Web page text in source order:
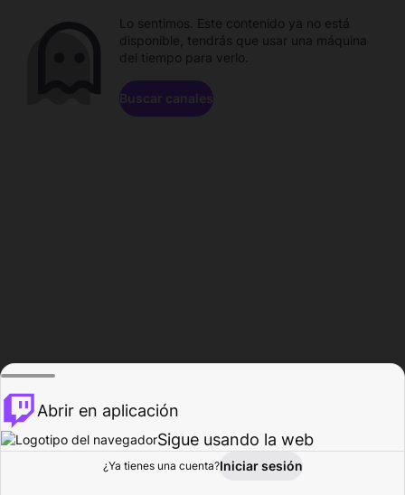
Explorar Actividad
Lo sentimos. Este contenido ya no está
disponible, tendrás que usar una máquina
del tiempo para verlo.
Buscar canales
Abrir en aplicación
Sigue usando la web
¿Ya tienes una cuenta?Iniciar sesión